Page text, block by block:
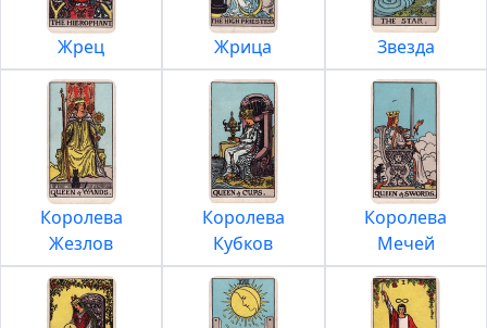
Жрец Жрица Звезда
Королева
Жезлов
Королева
Кубков
Королева
Мечей